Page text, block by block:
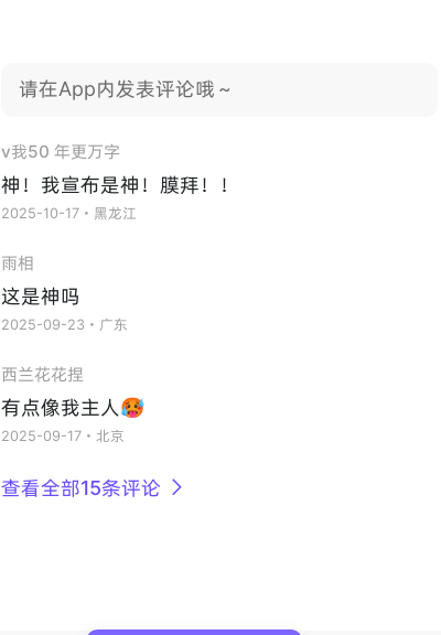
请在App内发表评论哦～
v我50 年更万字
神！我宣布是神！膜拜！！
2025-10-17・黑龙江
雨相
这是神吗
2025-09-23・广东
西兰花花捏
有点像我主人🥵
2025-09-17・北京
查看全部15条评论 